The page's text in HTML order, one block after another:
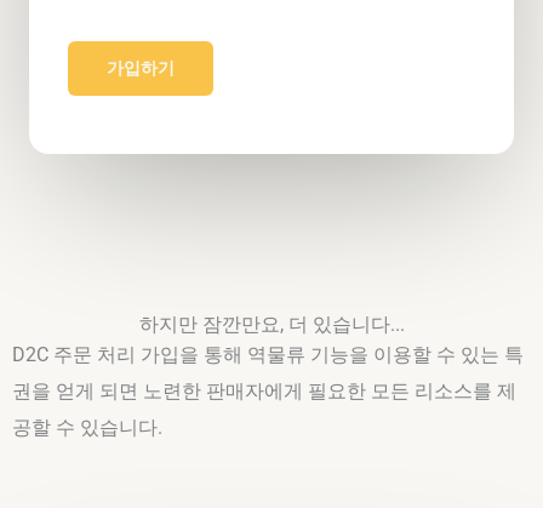
가입하기
하지만 잠깐만요, 더 있습니다...
D2C 주문 처리 가입을 통해 역물류 기능을 이용할 수 있는 특
권을 얻게 되면 노련한 판매자에게 필요한 모든 리소스를 제
공할 수 있습니다.